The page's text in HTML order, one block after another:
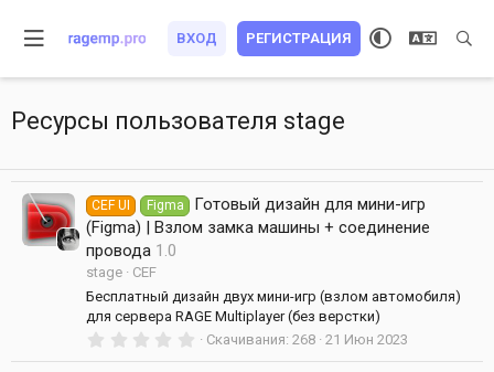
ВХОД РЕГИСТРАЦИЯ
Ресурсы пользователя stage
CEF UI Figma
Готовый дизайн для мини-игр
(Figma) | Взлом замка машины + соединение
провода 1.0
stage
CEF
Бесплатный дизайн двух мини-игр (взлом автомобиля)
для сервера RAGE Multiplayer (без верстки)
0 Скачивания 268 21 Июн 2023